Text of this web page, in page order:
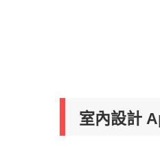
室內設計